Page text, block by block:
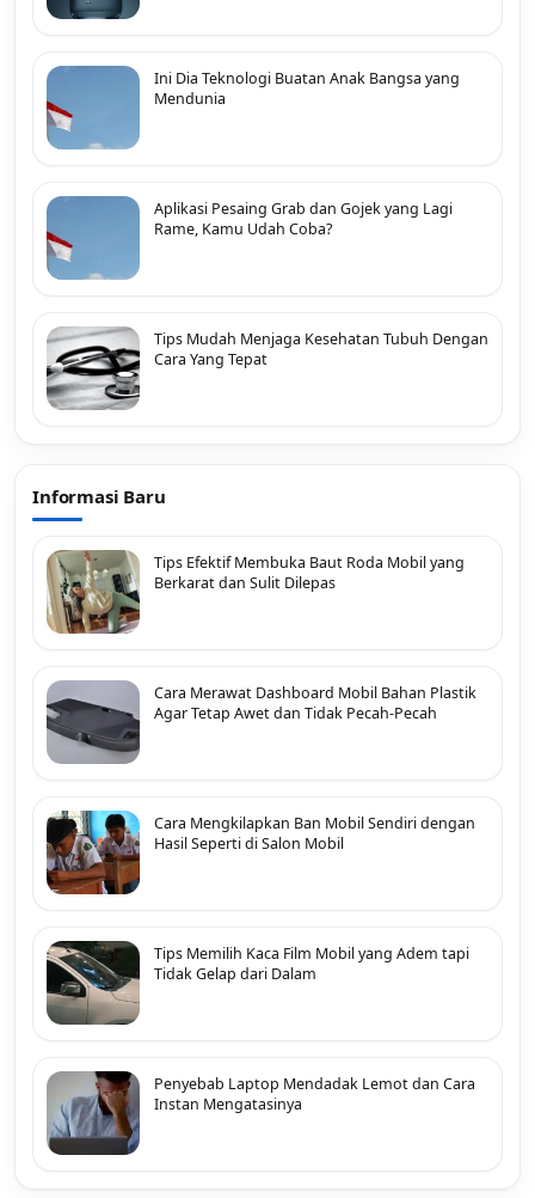
Ini Dia Teknologi Buatan Anak Bangsa yang
Mendunia
Aplikasi Pesaing Grab dan Gojek yang Lagi
Rame, Kamu Udah Coba?
Tips Mudah Menjaga Kesehatan Tubuh Dengan
Cara Yang Tepat
Informasi Baru
Tips Efektif Membuka Baut Roda Mobil yang
Berkarat dan Sulit Dilepas
Cara Merawat Dashboard Mobil Bahan Plastik
Agar Tetap Awet dan Tidak Pecah-Pecah
Cara Mengkilapkan Ban Mobil Sendiri dengan
Hasil Seperti di Salon Mobil
Tips Memilih Kaca Film Mobil yang Adem tapi
Tidak Gelap dari Dalam
Penyebab Laptop Mendadak Lemot dan Cara
Instan Mengatasinya